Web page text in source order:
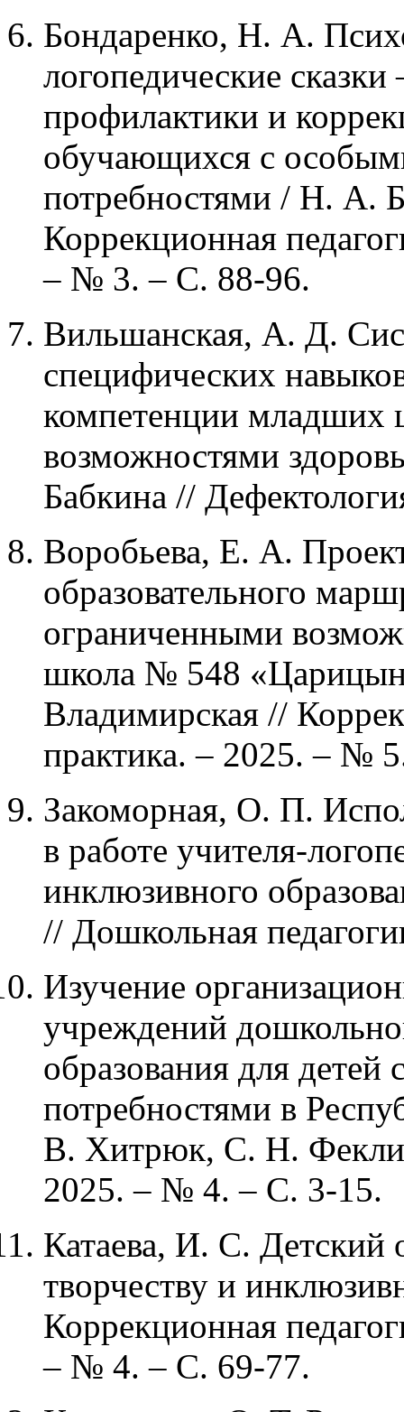
Бондаренко, Н. А.
логопедические
профилактики и
обучающихся с
потребностями / Н. А.
Коррекционная
– № 3. – С. 88-96.
Вильшанская, А. Д.
специфических
компетенции младших
возможностями
Бабкина //
Воробьева, Е. А.
образовательного
ограниченными
школа № 548
Владимирская //
практика. – 2025. – №
Закоморная, О. П.
в работе учителя-
инклюзивного
// Дошкольная
Изучение
учреждений
образования для
потребностями в
В. Хитрюк, С. Н.
2025. – № 4. – С. 3-15.
Катаева, И. С. Детский
творчеству и
Коррекционная
– № 4. – С. 69-77.